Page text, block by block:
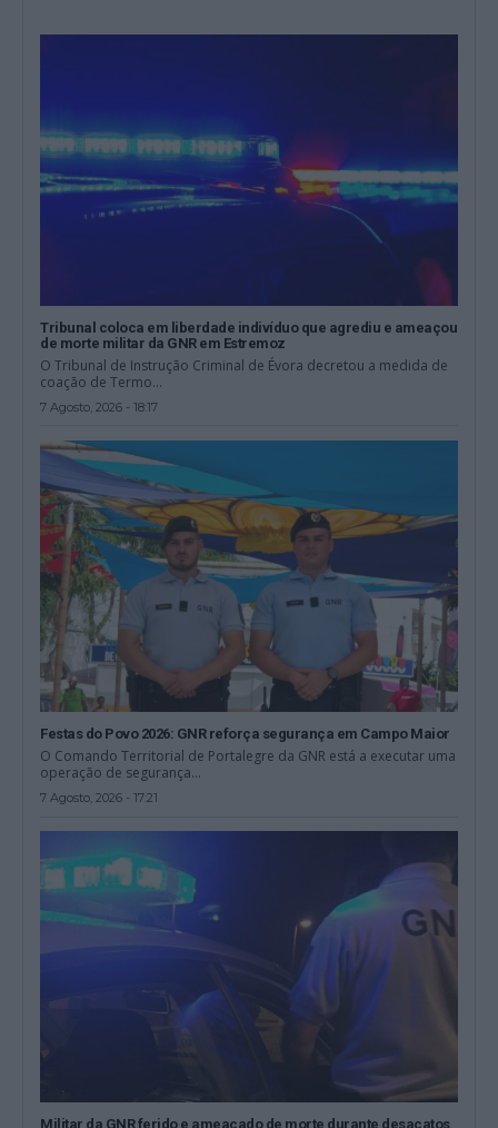
Tribunal coloca em liberdade indivíduo que agrediu e ameaçou
de morte militar da GNR em Estremoz
O Tribunal de Instrução Criminal de Évora decretou a medida de
coação de Termo...
7 Agosto, 2026 - 18:17
Festas do Povo 2026: GNR reforça segurança em Campo Maior
O Comando Territorial de Portalegre da GNR está a executar uma
operação de segurança...
7 Agosto, 2026 - 17:21
Militar da GNR ferido e ameaçado de morte durante desacatos